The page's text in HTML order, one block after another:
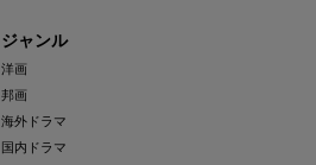
ジャンル
洋画
邦画
海外ドラマ
国内ドラマ